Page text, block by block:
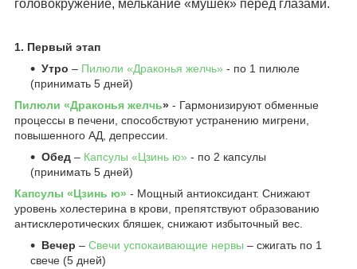
головокружение, мелькание «мушек» перед глазами.
1. Первый этап
Утро – Пилюли «Драконья желчь» - по 1 пилюле
(принимать 5 дней)
Пилюли «Драконья желчь» - Гармонизируют обменные
процессы в печени, способствуют устранению мигрени,
повышенного АД, депрессии.
Обед – Капсулы «Цзинь ю» - по 2 капсулы
(принимать 5 дней)
Капсулы «Цзинь ю» - Мощный антиоксидант. Снижают
уровень холестерина в крови, препятствуют образованию
антисклеротических бляшек, снижают избыточный вес.
Вечер – Свечи успокаивающие нервы – сжигать по 1
свече (5 дней)